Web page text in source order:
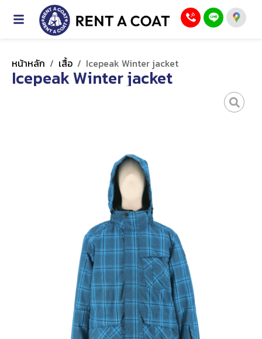
หน้าหลัก / เสื้อ / Icepeak Winter jacket
Icepeak Winter jacket